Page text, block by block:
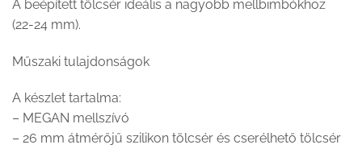
A beépített tölcsér ideális a nagyobb mellbimbókhoz
(22-24 mm).
Műszaki tulajdonságok
A készlet tartalma:
– MEGAN mellszívó
– 26 mm átmérőjű szilikon tölcsér és cserélhető tölcsér